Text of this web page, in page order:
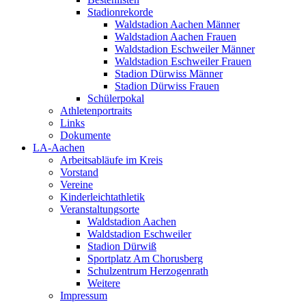
Stadionrekorde
Waldstadion Aachen Männer
Waldstadion Aachen Frauen
Waldstadion Eschweiler Männer
Waldstadion Eschweiler Frauen
Stadion Dürwiss Männer
Stadion Dürwiss Frauen
Schülerpokal
Athletenportraits
Links
Dokumente
LA-Aachen
Arbeitsabläufe im Kreis
Vorstand
Vereine
Kinderleichtathletik
Veranstaltungsorte
Waldstadion Aachen
Waldstadion Eschweiler
Stadion Dürwiß
Sportplatz Am Chorusberg
Schulzentrum Herzogenrath
Weitere
Impressum